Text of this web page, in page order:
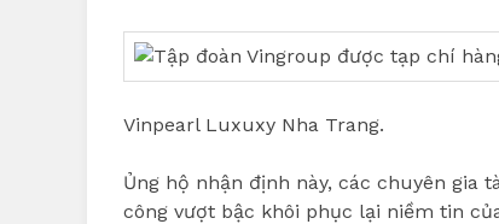
Vinpearl Luxuxy Nha Trang.
Ủng hộ nhận định này, các chuyên gia
công vượt bậc khôi phục lại niềm tin